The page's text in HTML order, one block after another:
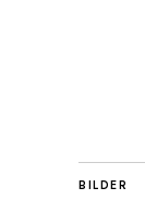
BILDER